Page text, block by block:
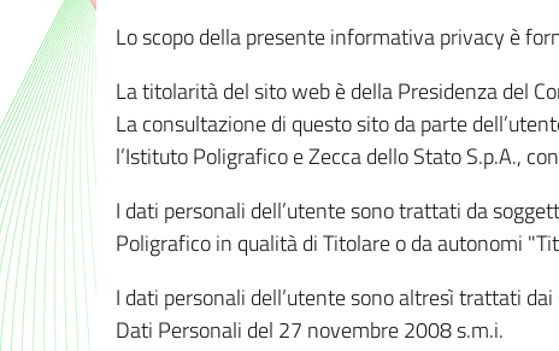
Lo scopo della presente informativa privacy è
La titolarità del sito web è della Presidenza del
La consultazione di questo sito da parte
l’Istituto Poligrafico e Zecca dello Stato S.p.A.,
I dati personali dell’utente sono trattati da
Poligrafico in qualità di Titolare o da autonomi
I dati personali dell’utente sono altresì trattati
Dati Personali del 27 novembre 2008 s.m.i.